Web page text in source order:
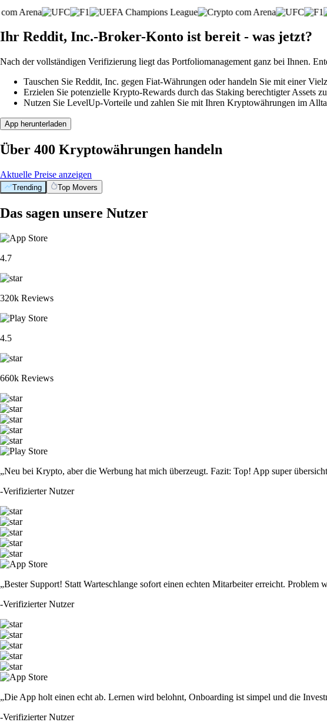
Ihr Reddit, Inc.-Broker-Konto ist bereit - was jetzt?
Nach der vollständigen Verifizierung liegt das Portfoliomanagement ganz bei Ihnen.
Tauschen Sie Reddit, Inc. gegen Fiat-Währungen oder handeln Sie mit einer
Erzielen Sie potenzielle Krypto-Rewards durch das Staking berechtigter Assets
Nutzen Sie LevelUp-Vorteile und zahlen Sie mit Ihren Kryptowährungen im
App herunterladen
Über 400 Kryptowährungen handeln
Aktuelle Preise anzeigen
Trending Top Movers
Das sagen unsere Nutzer
4.7
320k Reviews
4.5
660k Reviews
„Neu bei Krypto, aber die Werbung hat mich überzeugt. Fazit: Top! App super
-Verifizierter Nutzer
„Bester Support! Statt Warteschlange sofort einen echten Mitarbeiter erreicht. Problem
-Verifizierter Nutzer
„Die App holt einen echt ab. Lernen wird belohnt, Onboarding ist simpel und die
-Verifizierter Nutzer